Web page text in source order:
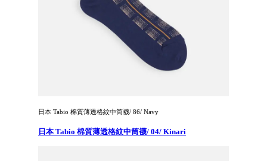
日本 Tabio 棉質薄透格紋中筒襪/ 86/ Navy
日本 Tabio 棉質薄透格紋中筒襪/ 04/ Kinari